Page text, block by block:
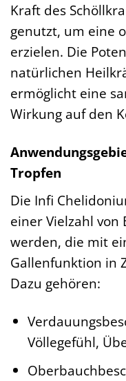
Kraft des
genutzt, um eine
erzielen. Die
natürlichen
ermöglicht eine
Wirkung auf den
Tropfen
Die Infi
einer Vielzahl von
werden, die mit
Gallenfunktion in
Dazu gehören:
Völlegefühl,